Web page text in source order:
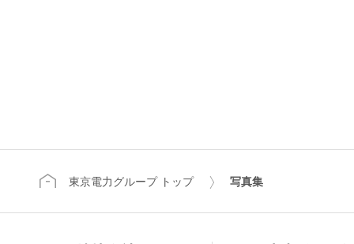
東京電力グループ トップ 写真集